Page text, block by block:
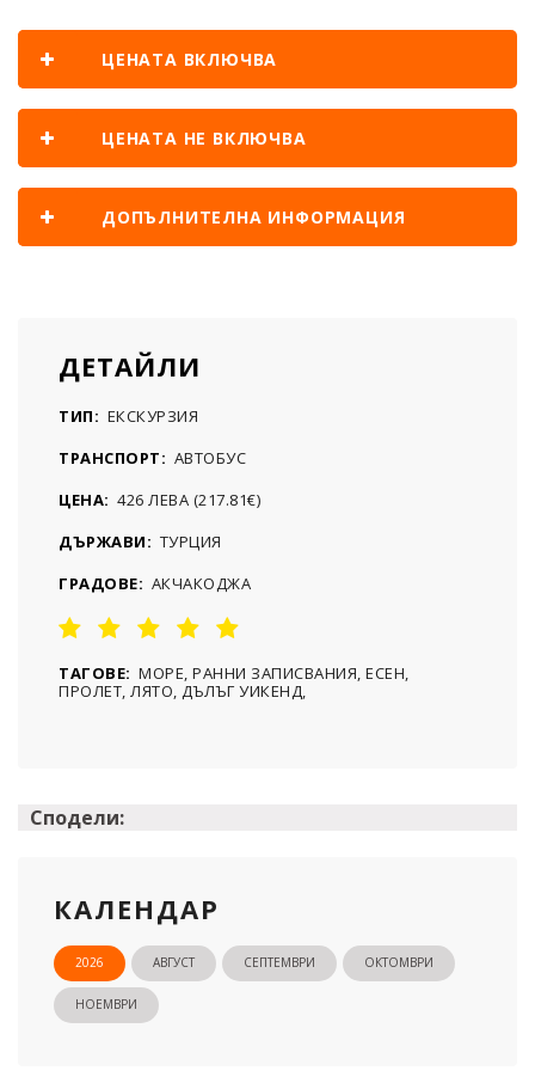
ЦЕНАТА ВКЛЮЧВА
ЦЕНАТА НЕ ВКЛЮЧВА
ДОПЪЛНИТЕЛНА ИНФОРМАЦИЯ
ДЕТАЙЛИ
ТИП: ЕКСКУРЗИЯ
ТРАНСПОРТ: АВТОБУС
ЦЕНА: 426 ЛЕВА (217.81€)
ДЪРЖАВИ: ТУРЦИЯ
ГРАДОВЕ: АКЧАКОДЖА
ТАГОВЕ: МОРЕ, РАННИ ЗАПИСВАНИЯ, ЕСЕН,
ПРОЛЕТ, ЛЯТО, ДЪЛЪГ УИКЕНД,
Сподели:
КАЛЕНДАР
2026 АВГУСТ СЕПТЕМВРИ ОКТОМВРИ
НОЕМВРИ